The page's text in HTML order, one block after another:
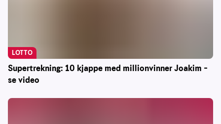
Supertrekning: 10 kjappe med millionvinner Joakim –
se video
LOTTO